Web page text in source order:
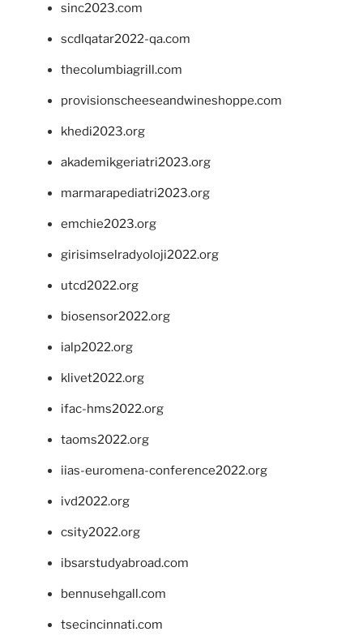
sinc2023.com
scdlqatar2022-qa.com
thecolumbiagrill.com
provisionscheeseandwineshoppe.com
khedi2023.org
akademikgeriatri2023.org
marmarapediatri2023.org
emchie2023.org
girisimselradyoloji2022.org
utcd2022.org
biosensor2022.org
ialp2022.org
klivet2022.org
ifac-hms2022.org
taoms2022.org
iias-euromena-conference2022.org
ivd2022.org
csity2022.org
ibsarstudyabroad.com
bennusehgall.com
tsecincinnati.com